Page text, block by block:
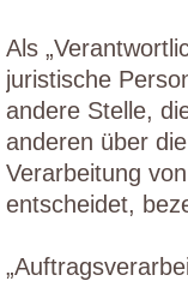
Als
juristische
andere Stelle,
anderen über
Verarbeitung
entscheidet,